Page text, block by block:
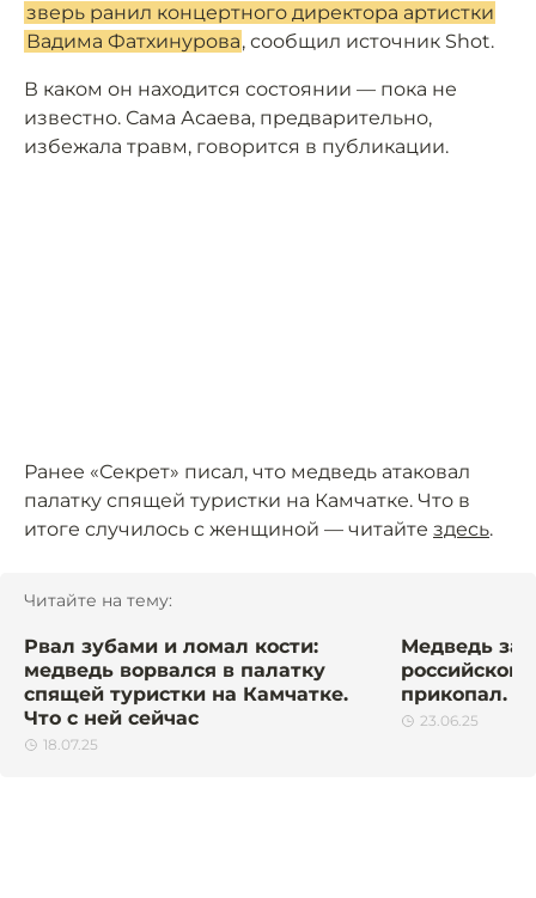
зверь ранил концертного директора артистки
Вадима Фатхинурова, сообщил источник Shot.
В каком он находится состоянии — пока не
известно. Сама Асаева, предварительно,
избежала травм, говорится в публикации.
Ранее «Секрет» писал, что медведь атаковал
палатку спящей туристки на Камчатке. Что в
итоге случилось с женщиной — читайте здесь.
Читайте на тему:
Рвал зубами и ломал кости:
медведь ворвался в палатку
спящей туристки на Камчатке.
Что с ней сейчас
18.07.25
Медведь
российском
прикопал.
23.06.25